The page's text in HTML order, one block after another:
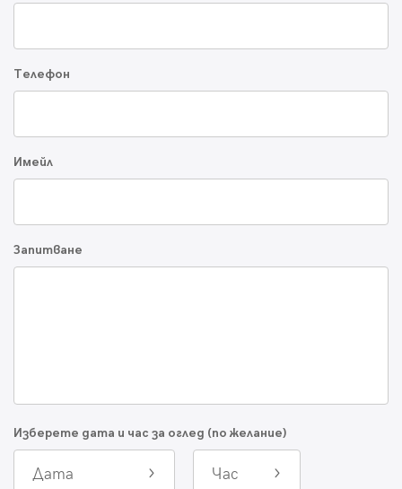
Телефон
Имейл
Запитване
Изберете дата и час за оглед (по желание)
Дата Час